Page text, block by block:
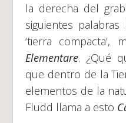
la derecha del
siguientes palabras
‘tierra compacta’,
Elementare. ¿Qué
que dentro de la
elementos de la
Fludd llama a esto